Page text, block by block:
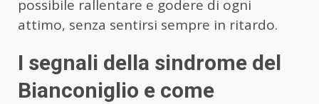
possibile rallentare e godere di ogni
attimo, senza sentirsi sempre in ritardo.
I segnali della sindrome del
Bianconiglio e come